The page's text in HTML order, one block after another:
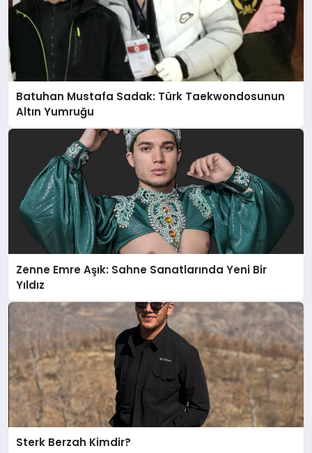
Batuhan Mustafa Sadak: Türk Taekwondosunun
Altın Yumruğu
Zenne Emre Aşık: Sahne Sanatlarında Yeni Bir
Yıldız
Sterk Berzah Kimdir?